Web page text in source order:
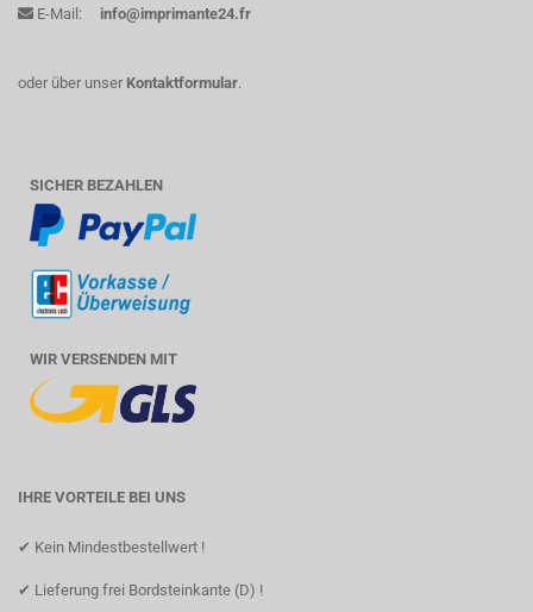
E-Mail:
info@imprimante24.fr
oder über unser Kontaktformular.
SICHER BEZAHLEN
WIR VERSENDEN MIT
IHRE VORTEILE BEI UNS
✔ Kein Mindestbestellwert !
✔ Lieferung frei Bordsteinkante (D) !